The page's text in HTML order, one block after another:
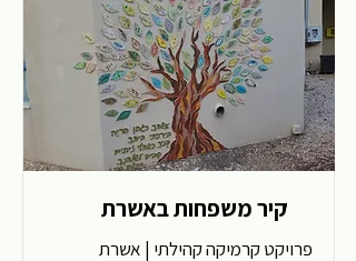
קיר משפחות באשרת
פרויקט קרמיקה קהילתי | אשרת